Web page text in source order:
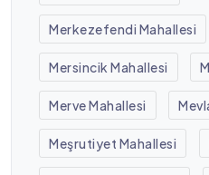
Merkezefendi Mahallesi
Mersincik Mahallesi
Merve Mahallesi
Meşrutiyet Mahallesi